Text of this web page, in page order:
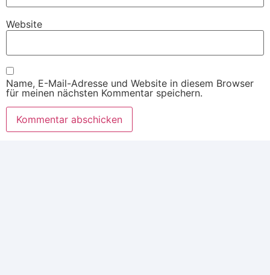
Website
Name, E-Mail-Adresse und Website in diesem Browser
für meinen nächsten Kommentar speichern.